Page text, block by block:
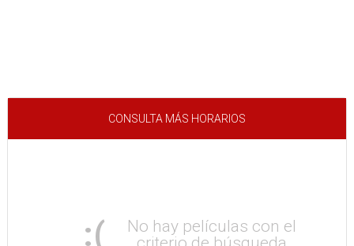
CONSULTA MÁS HORARIOS
:(
No hay películas con el